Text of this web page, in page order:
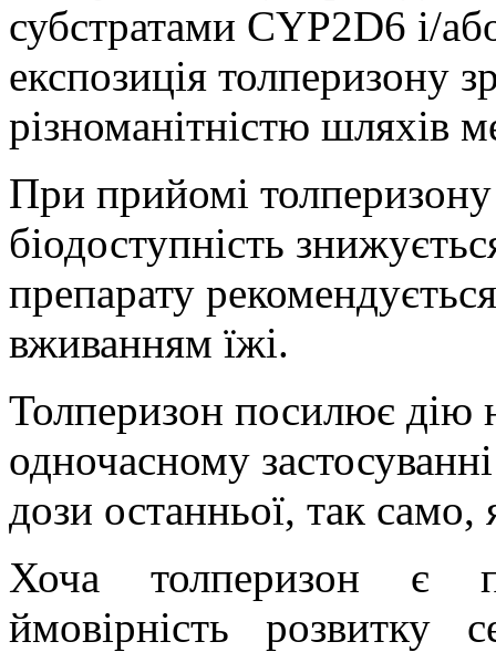
субстратами CYP2D6 і/
експозиція толперизону
різноманітністю шляхів
При прийомі
біодоступність
препарату
вживанням їжі.
Толперизон посилює дію
одночасному
дози останньої, так
Хоча толперизон є
ймовірність розвитку